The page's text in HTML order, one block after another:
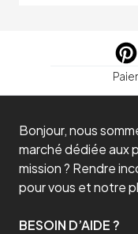
Bonjour, nous
marché dédiée aux
mission ? Rendre
pour vous et notre
BESOIN D’AIDE ?